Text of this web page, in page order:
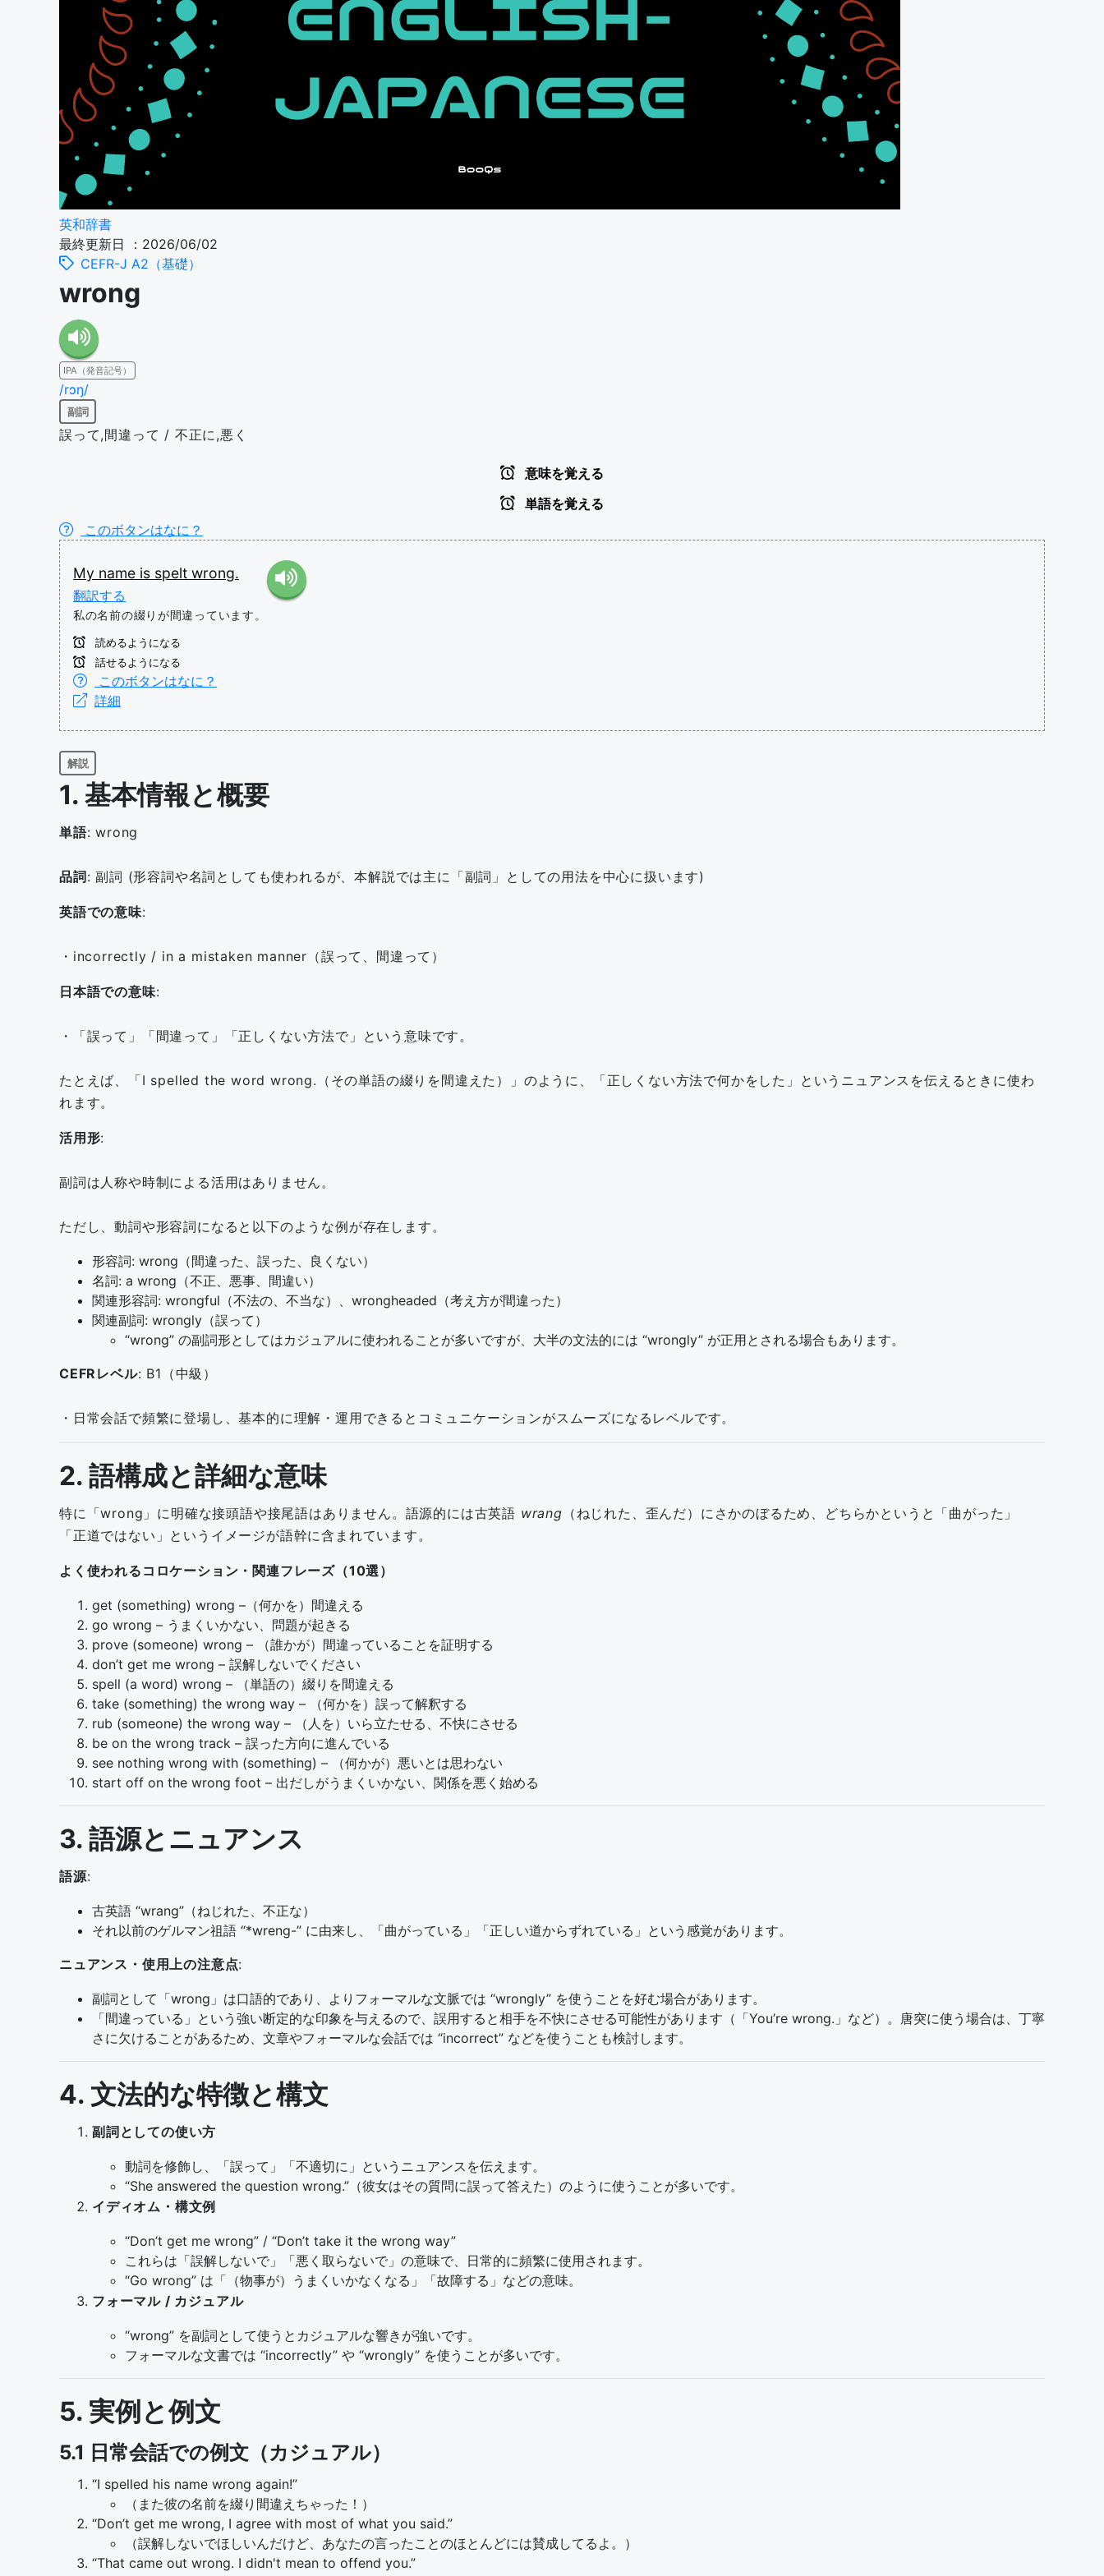
英和辞書
最終更新日 ：2026/06/02
CEFR-J A2（基礎）
wrong
IPA（発音記号）
/rɔŋ/
副詞
誤って,間違って / 不正に,悪く
意味を覚える
単語を覚える
このボタンはなに？
My name is spelt wrong.
翻訳する
私の名前の綴りが間違っています。
読めるようになる
話せるようになる
このボタンはなに？
詳細
解説
1. 基本情報と概要
単語: wrong
品詞: 副詞 (形容詞や名詞としても使われるが、本解説では主に「副詞」としての用法を中心に扱います)
英語での意味:
・incorrectly / in a mistaken manner（誤って、間違って）
日本語での意味:
・「誤って」「間違って」「正しくない方法で」という意味です。
たとえば、「I spelled the word wrong.（その単語の綴りを間違えた）」のように、「正しくない方法で何かをした」というニュアンスを伝えるときに使わ
れます。
活用形:
副詞は人称や時制による活用はありません。
ただし、動詞や形容詞になると以下のような例が存在します。
形容詞: wrong（間違った、誤った、良くない）
名詞: a wrong（不正、悪事、間違い）
関連形容詞: wrongful（不法の、不当な）、wrongheaded（考え方が間違った）
関連副詞: wrongly（誤って）
“wrong” の副詞形としてはカジュアルに使われることが多いですが、大半の文法的には “wrongly” が正用とされる場合もあります。
CEFRレベル: B1（中級）
・日常会話で頻繁に登場し、基本的に理解・運用できるとコミュニケーションがスムーズになるレベルです。
2. 語構成と詳細な意味
特に「wrong」に明確な接頭語や接尾語はありません。語源的には古英語 wrang （ねじれた、歪んだ）にさかのぼるため、どちらかというと「曲がった」
「正道ではない」というイメージが語幹に含まれています。
よく使われるコロケーション・関連フレーズ（10選）
get (something) wrong –（何かを）間違える
go wrong – うまくいかない、問題が起きる
prove (someone) wrong – （誰かが）間違っていることを証明する
don’t get me wrong – 誤解しないでください
spell (a word) wrong – （単語の）綴りを間違える
take (something) the wrong way – （何かを）誤って解釈する
rub (someone) the wrong way – （人を）いら立たせる、不快にさせる
be on the wrong track – 誤った方向に進んでいる
see nothing wrong with (something) – （何かが）悪いとは思わない
start off on the wrong foot – 出だしがうまくいかない、関係を悪く始める
3. 語源とニュアンス
語源:
古英語 “wrang”（ねじれた、不正な）
それ以前のゲルマン祖語 “*wreng-” に由来し、「曲がっている」「正しい道からずれている」という感覚があります。
ニュアンス・使用上の注意点:
副詞として「wrong」は口語的であり、よりフォーマルな文脈では “wrongly” を使うことを好む場合があります。
「間違っている」という強い断定的な印象を与えるので、誤用すると相手を不快にさせる可能性があります（「You’re wrong.」など）。唐突に使う場合は、丁寧
さに欠けることがあるため、文章やフォーマルな会話では “incorrect” などを使うことも検討します。
4. 文法的な特徴と構文
副詞としての使い方
動詞を修飾し、「誤って」「不適切に」というニュアンスを伝えます。
“She answered the question wrong.”（彼女はその質問に誤って答えた）のように使うことが多いです。
イディオム・構文例
“Don’t get me wrong” / “Don’t take it the wrong way”
これらは「誤解しないで」「悪く取らないで」の意味で、日常的に頻繁に使用されます。
“Go wrong” は「（物事が）うまくいかなくなる」「故障する」などの意味。
フォーマル / カジュアル
“wrong” を副詞として使うとカジュアルな響きが強いです。
フォーマルな文書では “incorrectly” や “wrongly” を使うことが多いです。
5. 実例と例文
5.1 日常会話での例文（カジュアル）
“I spelled his name wrong again!”
（また彼の名前を綴り間違えちゃった！）
“Don’t get me wrong, I agree with most of what you said.”
（誤解しないでほしいんだけど、あなたの言ったことのほとんどには賛成してるよ。）
“That came out wrong. I didn't mean to offend you.”